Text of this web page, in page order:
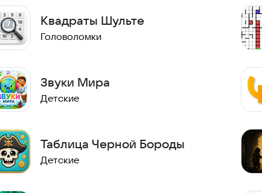
Квадраты Шульте
Головоломки
Звуки Мира
Детские
Таблица Черной Бороды
Детские